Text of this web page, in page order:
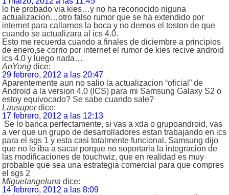
lo he probado via kies…y no ha reconocido niguna
actualizacion…otro falso rumor que se ha extendido por
internet para callarnos la boca y no demos el toston de que
cuando se actualizara al ics 4.0.
Esto me recuerda cuando a finales de diciembre a principios
de enero,se corrio por internet el rumor de kies recive android
ics 4.0 y luego nada…
AnYong dice:
29 febrero, 2012 a las 20:47
Aparentemente aun no salio la actualizacion “oficial” de
Android a la version 4.0 (ICS) para mi Samsung Galaxy S2 o
estoy equivocado? Se sabe cuando sale?
Lausuper dice:
17 febrero, 2012 a las 12:13
Se lo banca perfectamente, si vas a xda o grupoandroid, vas
a ver que un grupo de desarrolladores estan trabajando en ics
para el sgs 1 y esta casi totalmente funcional. Samsung dijo
que no lo iba a sacar porque no soportaria la integracion de
las modificaciones de touchwiz, que en realidad es muy
probable que sea una estrategia comercial para que compres
el sgs 2
Miguelangeluna dice:
14 febrero, 2012 a las 8:09